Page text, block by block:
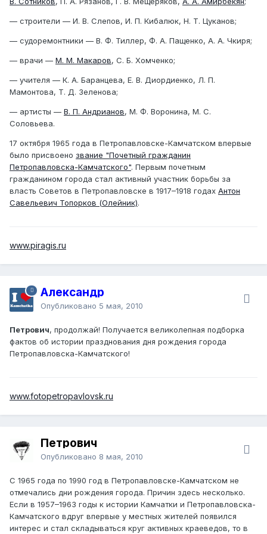
— строители — И. В. Слепов, И. П. Кибалюк, Н. Т. Цуканов;
— судоремонтники — В. Ф. Тиллер, Ф. А. Пащенко, А. А. Чкиря;
— врачи — М. М. Макаров, С. Б. Хомченко;
— учителя — К. А. Баранцева, Е. В. Диордиенко, Л. П.
Мамонтова, Т. Д. Зеленова;
— артисты — В. П. Андрианов, М. Ф. Воронина, М. С.
Соловьева.
17 октября 1965 года в Петропавловске-Камчатском впервые
было присвоено звание "Почетный гражданин
Петропавловска-Камчатского". Первым почетным
гражданином города стал активный участник борьбы за
власть Советов в Петропавловске в 1917–1918 годах Антон
Савельевич Топорков (Олейник).
www.piragis.ru
Александр
Опубликовано 5 мая, 2010
Петрович, продолжай! Получается великолепная подборка
фактов об истории празднования дня рождения города
Петропавловска-Камчатского!
www.fotopetropavlovsk.ru
Петрович
Опубликовано 8 мая, 2010
С 1965 года по 1990 год в Петропавловске-Камчатском не
отмечались дни рождения города. Причин здесь несколько.
Если в 1957–1963 годы к истории Камчатки и Петропавловска-
Камчатского вдруг впервые у местных жителей появился
интерес и стал складываться круг активных краеведов, то в